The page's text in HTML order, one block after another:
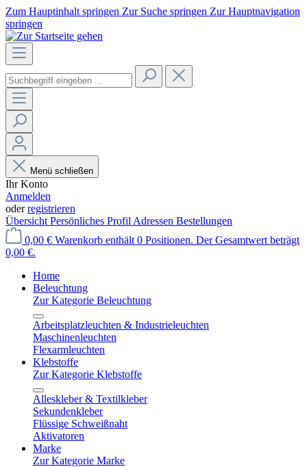
Zum Hauptinhalt springen Zur Suche springen Zur Hauptnavigation
springen
Menü schließen
Ihr Konto
Anmelden
oderregistrieren
Übersicht Persönliches Profil Adressen Bestellungen
0,00 € Warenkorb enthält 0 Positionen. Der Gesamtwert beträgt
0,00 €.
Home
Beleuchtung
Zur Kategorie Beleuchtung
Arbeitsplatzleuchten & Industrieleuchten
Maschinenleuchten
Flexarmleuchten
Klebstoffe
Zur Kategorie Klebstoffe
Alleskleber & Textilkleber
Sekundenkleber
Flüssige Schweißnaht
Aktivatoren
Marke
Zur Kategorie Marke